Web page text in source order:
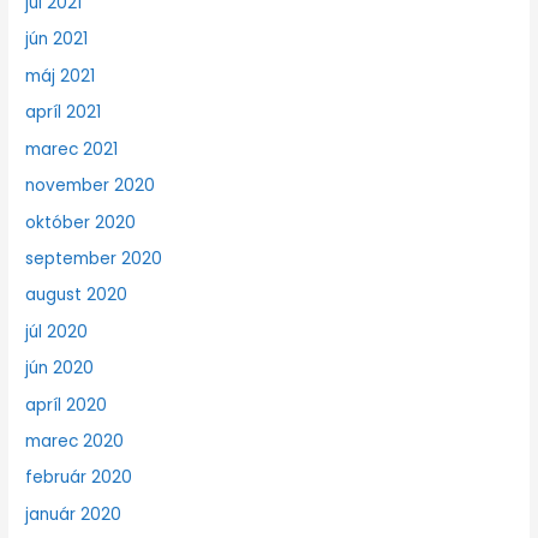
jún 2021
máj 2021
apríl 2021
marec 2021
november 2020
október 2020
september 2020
august 2020
júl 2020
jún 2020
apríl 2020
marec 2020
február 2020
január 2020